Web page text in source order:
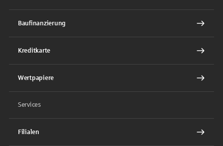
Baufinanzierung
Kreditkarte
Wertpapiere
Services
Filialen